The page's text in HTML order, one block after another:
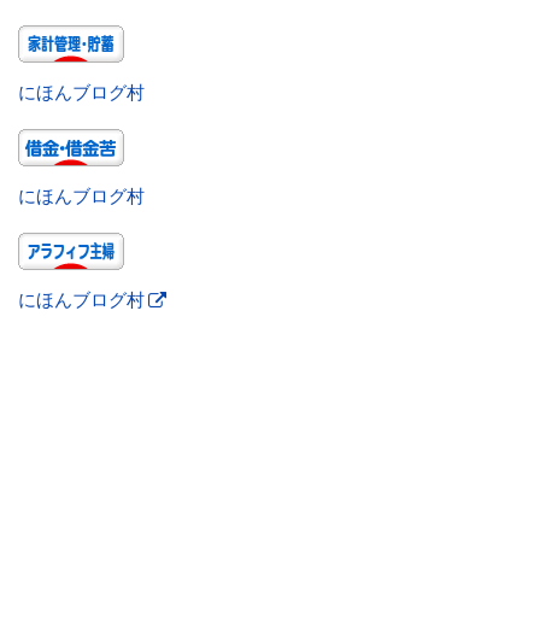
にほんブログ村
にほんブログ村
にほんブログ村